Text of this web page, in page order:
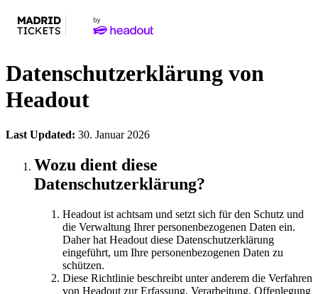
Datenschutzerklärung von
Headout
Last Updated: 30. Januar 2026
Wozu dient diese
Datenschutzerklärung?
Headout ist achtsam und setzt sich für den Schutz und
die Verwaltung Ihrer personenbezogenen Daten ein.
Daher hat Headout diese Datenschutzerklärung
eingeführt, um Ihre personenbezogenen Daten zu
schützen.
Diese Richtlinie beschreibt unter anderem die Verfahren
von Headout zur Erfassung, Verarbeitung, Offenlegung